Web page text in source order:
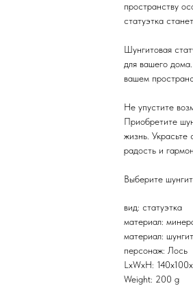
пространству
статуэтка
Шунгитовая
для вашего
вашем
Не упустите
Приобретите
жизнь.
радость и
Выберите
вид: статуэтка
материал:
материал: шунгит
персонаж: Лось
LxWxH:
Weight: 200 g